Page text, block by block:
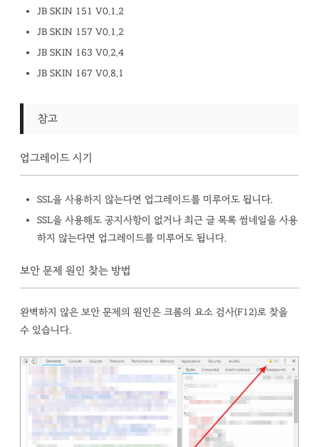
JB SKIN 151 V0.1.2
JB SKIN 157 V0.1.2
JB SKIN 163 V0.2.4
JB SKIN 167 V0.8.1
참고
업그레이드 시기
SSL을 사용하지 않는다면 업그레이드를 미루어도 됩니다.
SSL을 사용해도 공지사항이 없거나 최근 글 목록 썸네일을 사용
하지 않는다면 업그레이드를 미루어도 됩니다.
보안 문제 원인 찾는 방법
완벽하지 않은 보안 문제의 원인은 크롬의 요소 검사(F12)로 찾을
수 있습니다.